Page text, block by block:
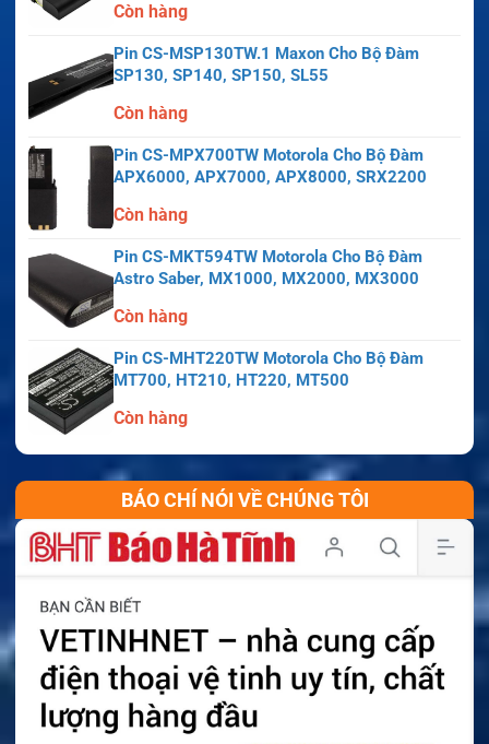
Còn hàng
Pin CS-MSP130TW.1 Maxon Cho Bộ Đàm
SP130, SP140, SP150, SL55
Còn hàng
Pin CS-MPX700TW Motorola Cho Bộ Đàm
APX6000, APX7000, APX8000, SRX2200
Còn hàng
Pin CS-MKT594TW Motorola Cho Bộ Đàm
Astro Saber, MX1000, MX2000, MX3000
Còn hàng
Pin CS-MHT220TW Motorola Cho Bộ Đàm
MT700, HT210, HT220, MT500
Còn hàng
BÁO CHÍ NÓI VỀ CHÚNG TÔI